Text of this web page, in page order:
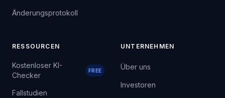
Änderungsprotokoll
RESSOURCEN
Kostenloser KI-
Checker
FREE
Fallstudien
UNTERNEHMEN
Über uns
Investoren